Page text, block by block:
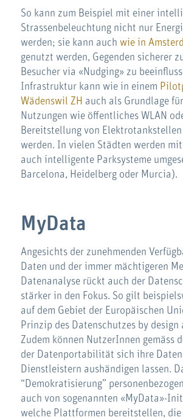
So kann zum Beispiel mit einer
Strassenbeleuchtung nicht nur
werden; sie kann auch wie in
genutzt werden, Gegenden sicherer
Besucher via «Nudging» zu
Infrastruktur kann wie in einem
Wädenswil ZH auch als Grundlage
Nutzungen wie öffentliches WLAN
Bereitstellung von
werden. In vielen Städten werden
auch intelligente Parksysteme
Barcelona, Heidelberg oder Murcia).
MyData
Angesichts der zunehmenden
Daten und der immer mächtigeren
Datenanalyse rückt auch der
stärker in den Fokus. So gilt
auf dem Gebiet der Europäischen
Prinzip des Datenschutzes by
Zudem können NutzerInnen gemäss
der Datenportabilität sich ihre
Dienstleistern aushändigen lassen.
“Demokratisierung”
auch von sogenannten «MyData»-
welche Plattformen bereitstellen, die